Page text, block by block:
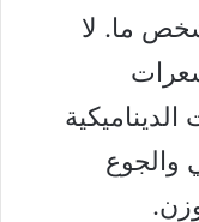
ما. لا
الديناميكية
والجوع
.